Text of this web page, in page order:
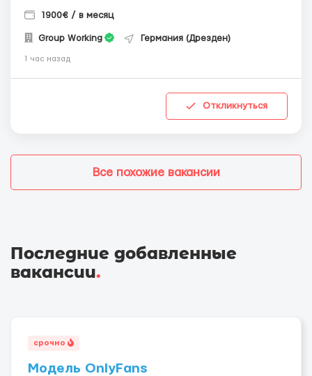
1900€ / в месяц
Group Working Германия (Дрезден)
1 час назад
Откликнуться
Все похожие вакансии
Последние добавленные
вакансии.
срочно
Модель OnlyFans